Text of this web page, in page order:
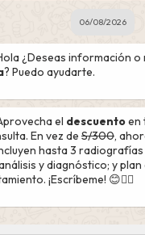
© QuiroVida
06/08/2026
¿Deseas información o
? Puedo ayudarte.
el descuentoen
En vez de S/300,
hasta 3 radiografías
y diagnóstico; y plan
¡Escríbeme! 😊👇🏻